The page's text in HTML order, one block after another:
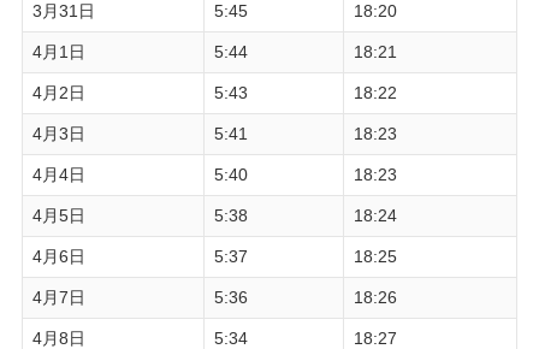
3月31日 5:45 18:20
4月1日 5:44 18:21
4月2日 5:43 18:22
4月3日 5:41 18:23
4月4日 5:40 18:23
4月5日 5:38 18:24
4月6日 5:37 18:25
4月7日 5:36 18:26
4月8日 5:34 18:27